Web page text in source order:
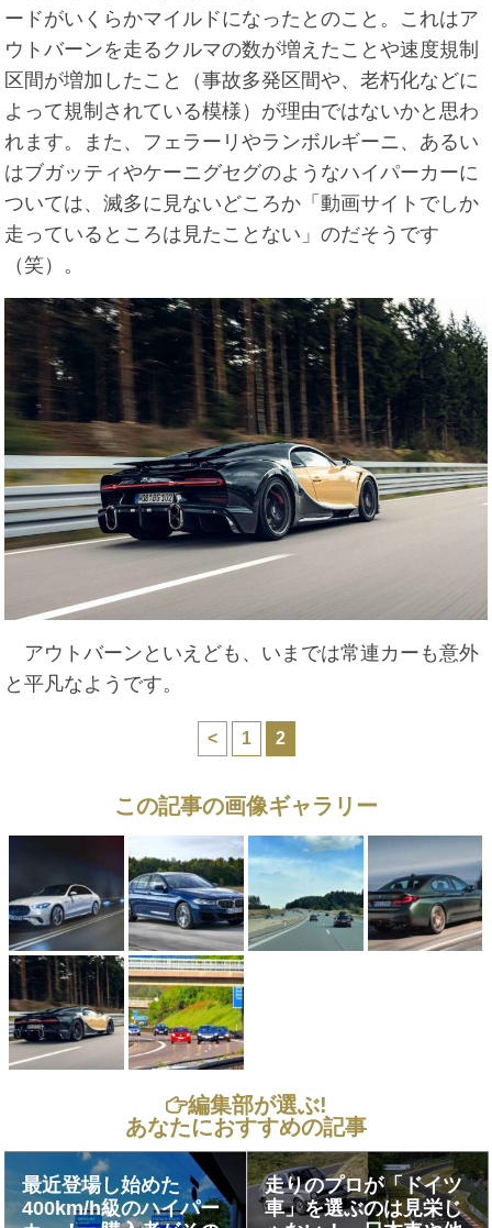
ードがいくらかマイルドになったとのこと。これはア
ウトバーンを走るクルマの数が増えたことや速度規制
区間が増加したこと（事故多発区間や、老朽化などに
よって規制されている模様）が理由ではないかと思わ
れます。また、フェラーリやランボルギーニ、あるい
はブガッティやケーニグセグのようなハイパーカーに
ついては、滅多に見ないどころか「動画サイトでしか
走っているところは見たことない」のだそうです
（笑）。
アウトバーンといえども、いまでは常連カーも意外
と平凡なようです。
< 1 2
この記事の画像ギャラリー
編集部が選ぶ!
あなたにおすすめの記事
最近登場し始めた
400km/h級のハイパー
走りのプロが「ドイツ
車」を選ぶのは見栄じ